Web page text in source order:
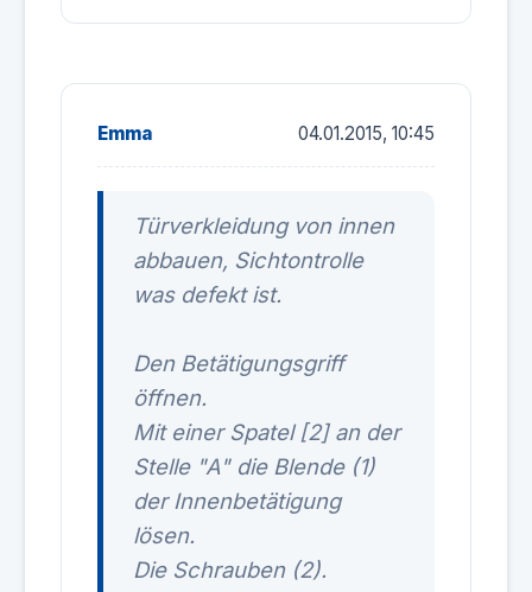
Emma 04.01.2015, 10:45
Türverkleidung von innen
abbauen, Sichtontrolle
was defekt ist.
Den Betätigungsgriff
öffnen.
Mit einer Spatel [2] an der
Stelle "A" die Blende (1)
der Innenbetätigung
lösen.
Die Schrauben (2).